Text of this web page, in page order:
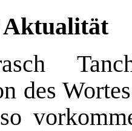
Aktualität
des